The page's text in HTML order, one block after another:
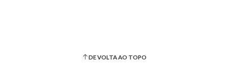
DE VOLTA AO TOPO